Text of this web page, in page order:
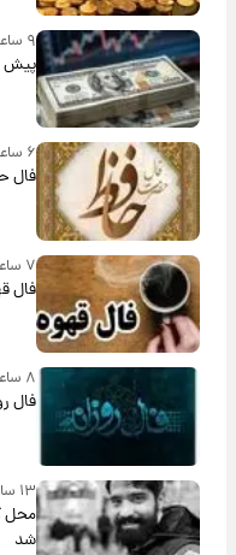
۹ ساعت پیش
پیش‌ بینی
۶ ساعت پیش
فال حافظ
۷ ساعت پیش
فال قهوه
فال
۱۳ ساعت پیش
محل
شد